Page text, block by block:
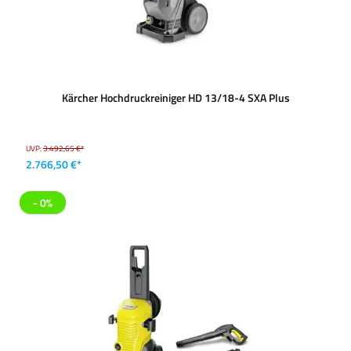
Kärcher Hochdruckreiniger HD 13/18-4 SXA Plus
UVP:3.492,65 €*
2.766,50 €*
- 0%